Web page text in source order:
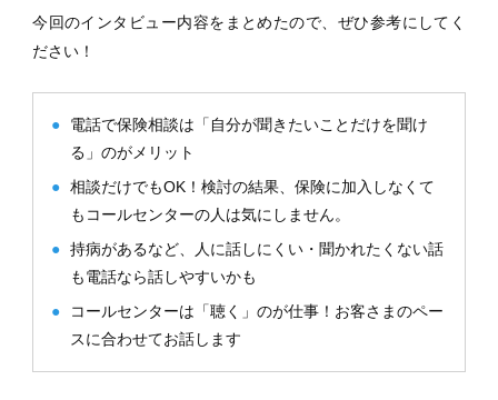
今回のインタビュー内容をまとめたので、ぜひ参考にしてく
ださい！
電話で保険相談は「自分が聞きたいことだけを聞け
る」のがメリット
相談だけでもOK！検討の結果、保険に加入しなくて
もコールセンターの人は気にしません。
持病があるなど、人に話しにくい・聞かれたくない話
も電話なら話しやすいかも
コールセンターは「聴く」のが仕事！お客さまのペー
スに合わせてお話します